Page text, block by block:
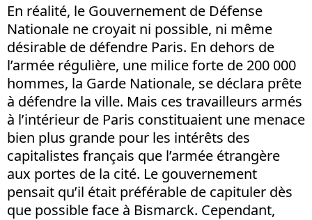
En réalité, le Gouvernement de Défense
Nationale ne croyait ni possible, ni même
désirable de défendre Paris. En dehors de
l’armée régulière, une milice forte de 200 000
hommes, la Garde Nationale, se déclara prête
à défendre la ville. Mais ces travailleurs armés
à l’intérieur de Paris constituaient une menace
bien plus grande pour les intérêts des
capitalistes français que l’armée étrangère
aux portes de la cité. Le gouvernement
pensait qu’il était préférable de capituler dès
que possible face à Bismarck. Cependant,